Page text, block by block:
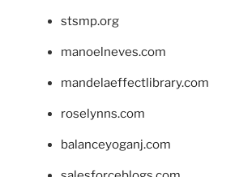
stsmp.org
manoelneves.com
mandelaeffectlibrary.com
roselynns.com
balanceyoganj.com